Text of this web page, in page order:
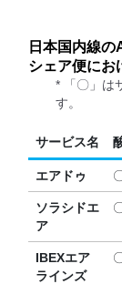
日本国内線
シェア便にお
* 「〇」は
す。
サービス名
エアドゥ
ソラシドエ
ア
IBEXエア
ラインズ